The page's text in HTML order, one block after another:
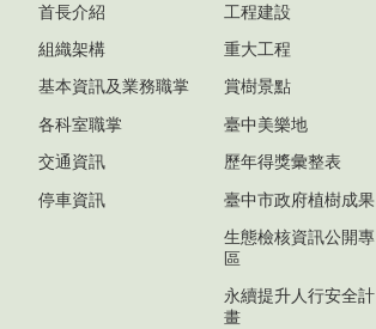
首長介紹
組織架構
基本資訊及業務職掌
各科室職掌
交通資訊
停車資訊
工程建設
重大工程
賞樹景點
臺中美樂地
歷年得獎彙整表
臺中市政府植樹成果
生態檢核資訊公開專
區
永續提升人行安全計
畫